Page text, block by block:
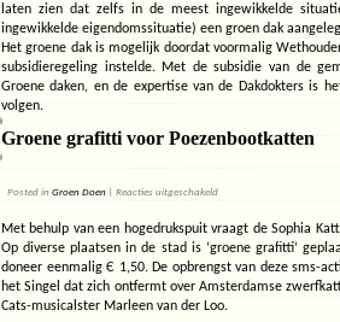
laten zien dat zelfs in de meest ingewikkelde
ingewikkelde eigendomssituatie) een groen dak
Het groene dak is mogelijk doordat voormalig
subsidieregeling instelde. Met de subsidie van de
Groene daken, en de expertise van de Dakdokters is
volgen.
Groene grafitti voor Poezenbootkatten
Posted in Groen Doen | Reacties uitgeschakeldvoor
voor
Poezenbootkatten
Met behulp van een hogedrukspuit vraagt de Sophia
Op diverse plaatsen in de stad is ‘groene grafitti’
doneer eenmalig Є 1,50. De opbrengst van deze sms-
het Singel dat zich ontfermt over Amsterdamse
Cats-musicalster Marleen van der Loo.